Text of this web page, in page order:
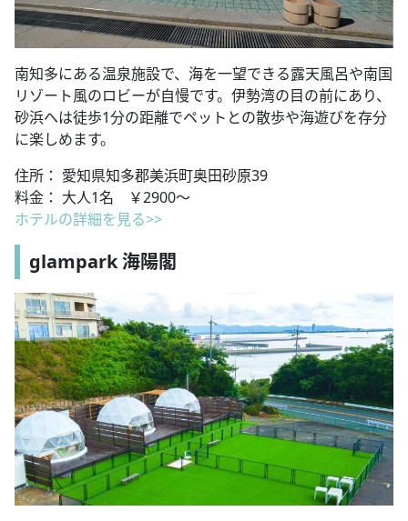
南知多にある温泉施設で、海を一望できる露天風呂や南国
リゾート風のロビーが自慢です。伊勢湾の目の前にあり、
砂浜へは徒歩1分の距離でペットとの散歩や海遊びを存分
に楽しめます。
住所： 愛知県知多郡美浜町奥田砂原39
料金： 大人1名 ￥2900～
ホテルの詳細を見る>>
glampark 海陽閣